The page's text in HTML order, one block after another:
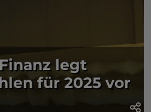
legt
für 2025 vor